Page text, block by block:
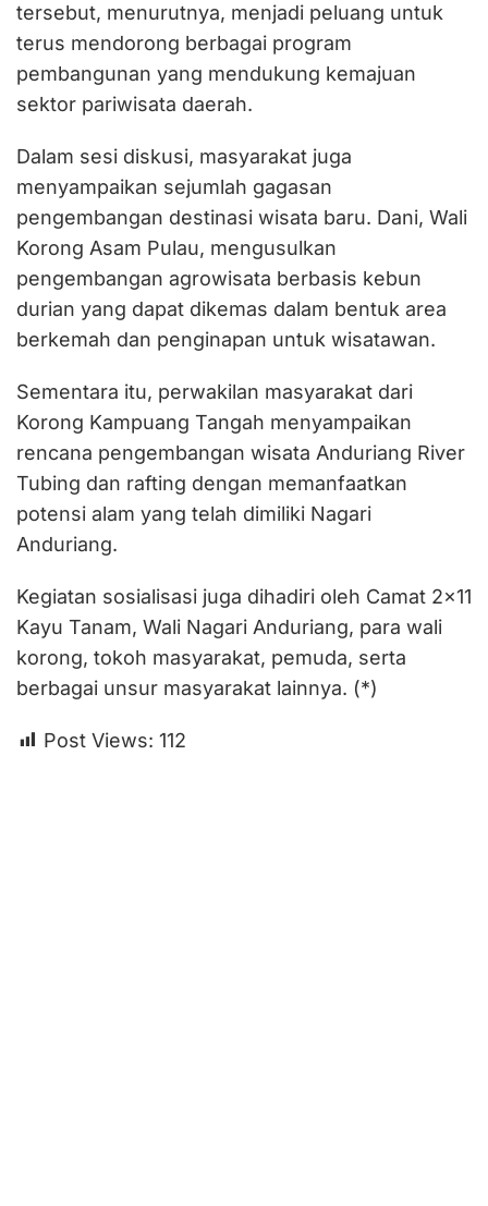
tersebut, menurutnya, menjadi peluang untuk
terus mendorong berbagai program
pembangunan yang mendukung kemajuan
sektor pariwisata daerah.
Dalam sesi diskusi, masyarakat juga
menyampaikan sejumlah gagasan
pengembangan destinasi wisata baru. Dani, Wali
Korong Asam Pulau, mengusulkan
pengembangan agrowisata berbasis kebun
durian yang dapat dikemas dalam bentuk area
berkemah dan penginapan untuk wisatawan.
Sementara itu, perwakilan masyarakat dari
Korong Kampuang Tangah menyampaikan
rencana pengembangan wisata Anduriang River
Tubing dan rafting dengan memanfaatkan
potensi alam yang telah dimiliki Nagari
Anduriang.
Kegiatan sosialisasi juga dihadiri oleh Camat 2×11
Kayu Tanam, Wali Nagari Anduriang, para wali
korong, tokoh masyarakat, pemuda, serta
berbagai unsur masyarakat lainnya. (*)
Post Views: 112